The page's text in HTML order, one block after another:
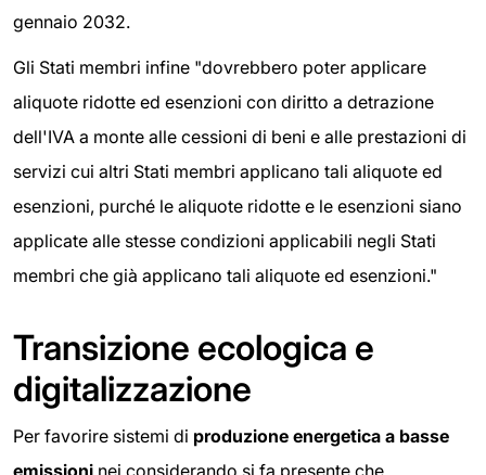
gennaio 2032.
Gli Stati membri infine "dovrebbero poter applicare
aliquote ridotte ed esenzioni con diritto a detrazione
dell'IVA a monte alle cessioni di beni e alle prestazioni di
servizi cui altri Stati membri applicano tali aliquote ed
esenzioni, purché le aliquote ridotte e le esenzioni siano
applicate alle stesse condizioni applicabili negli Stati
membri che già applicano tali aliquote ed esenzioni."
Transizione ecologica e
digitalizzazione
Per favorire sistemi di produzione energetica a basse